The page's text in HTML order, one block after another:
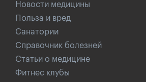
Новости медицины
Польза и вред
Санатории
Справочник болезней
Статьи о медицине
Фитнес клубы